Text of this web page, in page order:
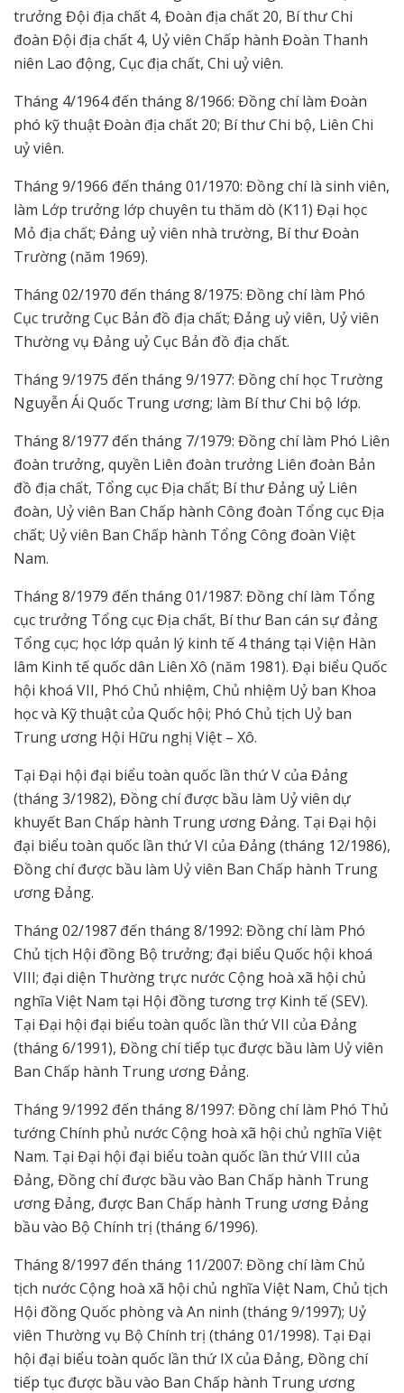
trưởng Đội địa chất 4, Đoàn địa chất 20, Bí thư Chi
đoàn Đội địa chất 4, Uỷ viên Chấp hành Đoàn Thanh
niên Lao động, Cục địa chất, Chi uỷ viên.
Tháng 4/1964 đến tháng 8/1966: Đồng chí làm Đoàn
phó kỹ thuật Đoàn địa chất 20; Bí thư Chi bộ, Liên Chi
uỷ viên.
Tháng 9/1966 đến tháng 01/1970: Đồng chí là sinh viên,
làm Lớp trưởng lớp chuyên tu thăm dò (K11) Đại học
Mỏ địa chất; Đảng uỷ viên nhà trường, Bí thư Đoàn
Trường (năm 1969).
Tháng 02/1970 đến tháng 8/1975: Đồng chí làm Phó
Cục trưởng Cục Bản đồ địa chất; Đảng uỷ viên, Uỷ viên
Thường vụ Đảng uỷ Cục Bản đồ địa chất.
Tháng 9/1975 đến tháng 9/1977: Đồng chí học Trường
Nguyễn Ái Quốc Trung ương; làm Bí thư Chi bộ lớp.
Tháng 8/1977 đến tháng 7/1979: Đồng chí làm Phó Liên
đoàn trưởng, quyền Liên đoàn trưởng Liên đoàn Bản
đồ địa chất, Tổng cục Địa chất; Bí thư Đảng uỷ Liên
đoàn, Uỷ viên Ban Chấp hành Công đoàn Tổng cục Địa
chất; Uỷ viên Ban Chấp hành Tổng Công đoàn Việt
Nam.
Tháng 8/1979 đến tháng 01/1987: Đồng chí làm Tổng
cục trưởng Tổng cục Địa chất, Bí thư Ban cán sự đảng
Tổng cục; học lớp quản lý kinh tế 4 tháng tại Viện Hàn
lâm Kinh tế quốc dân Liên Xô (năm 1981). Đại biểu Quốc
hội khoá VII, Phó Chủ nhiệm, Chủ nhiệm Uỷ ban Khoa
học và Kỹ thuật của Quốc hội; Phó Chủ tịch Uỷ ban
Trung ương Hội Hữu nghị Việt – Xô.
Tại Đại hội đại biểu toàn quốc lần thứ V của Đảng
(tháng 3/1982), Đồng chí được bầu làm Uỷ viên dự
khuyết Ban Chấp hành Trung ương Đảng. Tại Đại hội
đại biểu toàn quốc lần thứ VI của Đảng (tháng 12/1986),
Đồng chí được bầu làm Uỷ viên Ban Chấp hành Trung
ương Đảng.
Tháng 02/1987 đến tháng 8/1992: Đồng chí làm Phó
Chủ tịch Hội đồng Bộ trưởng; đại biểu Quốc hội khoá
VIII; đại diện Thường trực nước Cộng hoà xã hội chủ
nghĩa Việt Nam tại Hội đồng tương trợ Kinh tế (SEV).
Tại Đại hội đại biểu toàn quốc lần thứ VII của Đảng
(tháng 6/1991), Đồng chí tiếp tục được bầu làm Uỷ viên
Ban Chấp hành Trung ương Đảng.
Tháng 9/1992 đến tháng 8/1997: Đồng chí làm Phó Thủ
tướng Chính phủ nước Cộng hoà xã hội chủ nghĩa Việt
Nam. Tại Đại hội đại biểu toàn quốc lần thứ VIII của
Đảng, Đồng chí được bầu vào Ban Chấp hành Trung
ương Đảng, được Ban Chấp hành Trung ương Đảng
bầu vào Bộ Chính trị (tháng 6/1996).
Tháng 8/1997 đến tháng 11/2007: Đồng chí làm Chủ
tịch nước Cộng hoà xã hội chủ nghĩa Việt Nam, Chủ tịch
Hội đồng Quốc phòng và An ninh (tháng 9/1997); Uỷ
viên Thường vụ Bộ Chính trị (tháng 01/1998). Tại Đại
hội đại biểu toàn quốc lần thứ IX của Đảng, Đồng chí
tiếp tục được bầu vào Ban Chấp hành Trung ương